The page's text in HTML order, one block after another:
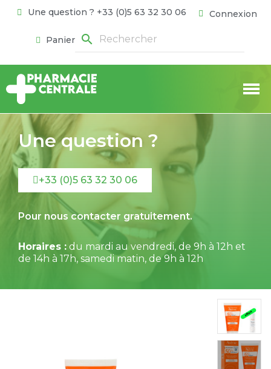
Une question ? +33 (0)5 63 32 30 06 Connexion
Panier search
Une question ?
+33 (0)5 63 32 30 06
Pour nous contacter gratuitement.
Horaires : du mardi au vendredi, de 9h à 12h et
de 14h à 17h, samedi matin, de 9h à 12h